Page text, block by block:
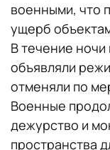
военными, что
ущерб
В течение ночи
объявляли
отменяли по
Военные
дежурство и
пространства